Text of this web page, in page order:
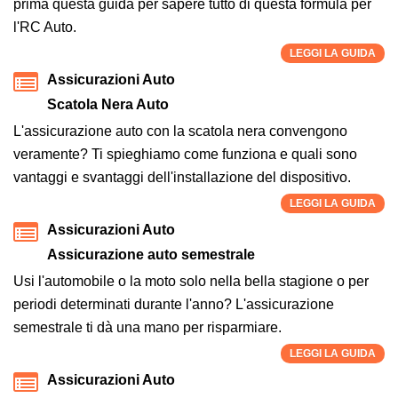
prima questa guida per sapere tutto di questa formula per
l'RC Auto.
LEGGI LA GUIDA
Assicurazioni Auto
Scatola Nera Auto
L'assicurazione auto con la scatola nera convengono
veramente? Ti spieghiamo come funziona e quali sono
vantaggi e svantaggi dell'installazione del dispositivo.
LEGGI LA GUIDA
Assicurazioni Auto
Assicurazione auto semestrale
Usi l'automobile o la moto solo nella bella stagione o per
periodi determinati durante l'anno? L'assicurazione
semestrale ti dà una mano per risparmiare.
LEGGI LA GUIDA
Assicurazioni Auto